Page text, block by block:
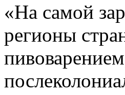
«На самой
регионы